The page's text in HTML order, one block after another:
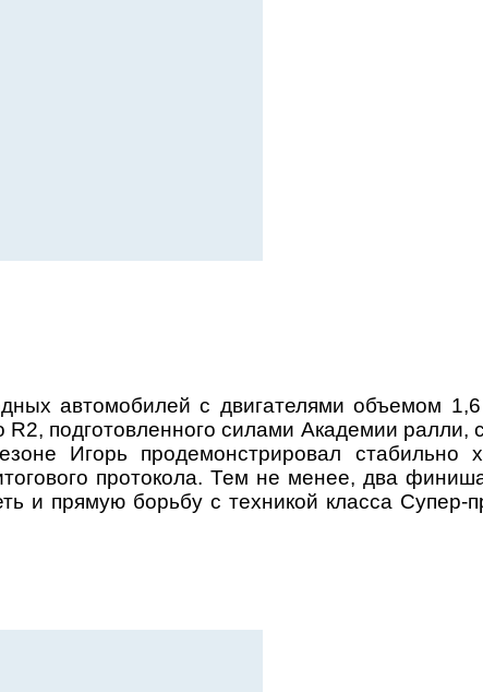
автомобилей с двигателями объемом
подготовленного силами Академии ралли,
Игорь продемонстрировал стабильно
протокола. Тем не менее, два
и прямую борьбу с техникой класса Супер-